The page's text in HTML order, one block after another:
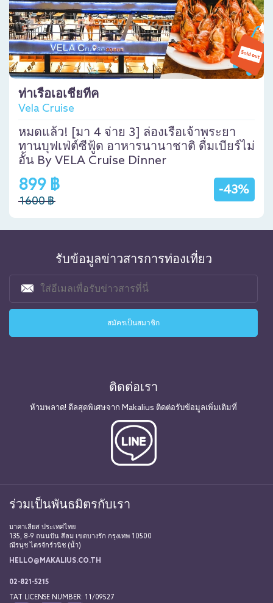
ท่าเรือเอเชียทีค
Vela Cruise
หมดแล้ว! [มา 4 จ่าย 3] ล่องเรือเจ้าพระยา
ทานบุฟเฟ่ต์ซีฟู้ด อาหารนานาชาติ ดื่มเบียร์ไม่
อั้น By VELA Cruise Dinner
-43%
899 ฿
1600 ฿
รับข้อมูลข่าวสารการท่องเที่ยว
ติดต่อเรา
ห้ามพลาด! ดีลสุดพิเศษจาก Makalius ติดต่อรับข้อมูลเพิ่มเติมที่
ร่วมเป็นพันธมิตรกับเรา
มาคาเลียส ประเทศไทย
135, 8-9 ถนนปัน สีลม เขตบางรัก กรุงเทพ 10500
ณีรนุช ไตรจักร์วนิช (น้ำ)
HELLO@MAKALIUS.CO.TH
02-821-5215
TAT LICENSE NUMBER: 11/09527